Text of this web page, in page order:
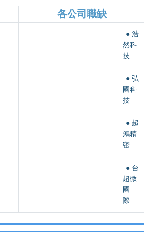
各公司職缺
● 浩
然科
技
● 弘
國科
技
● 超
鴻精
密
● 台
超微
國
際